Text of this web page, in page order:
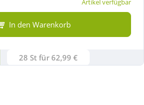
Artikel verfügbar
In den Warenkorb
28 St für 62,99 €